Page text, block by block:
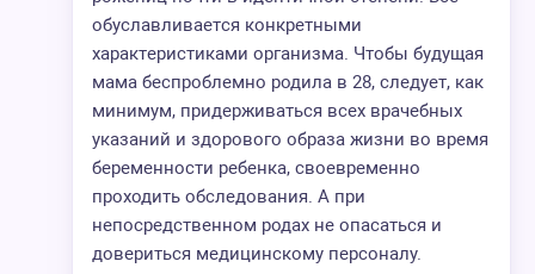
обуславливается конкретными
характеристиками организма. Чтобы будущая
мама беспроблемно родила в 28, следует, как
минимум, придерживаться всех врачебных
указаний и здорового образа жизни во время
беременности ребенка, своевременно
проходить обследования. А при
непосредственном родах не опасаться и
довериться медицинскому персоналу.